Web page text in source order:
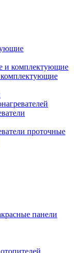
и комплектующие
проточные
панели